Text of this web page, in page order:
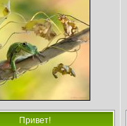
Привет!